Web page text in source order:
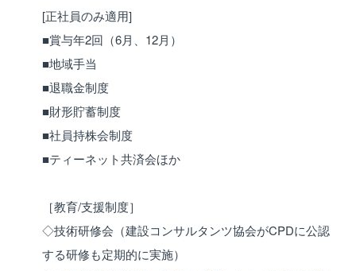
[正社員のみ適用]
■賞与年2回（6月、12月）
■地域手当
■退職金制度
■財形貯蓄制度
■社員持株会制度
■ティーネット共済会ほか
［教育/支援制度］
◇技術研修会（建設コンサルタンツ協会がCPDに公認
する研修も定期的に実施）